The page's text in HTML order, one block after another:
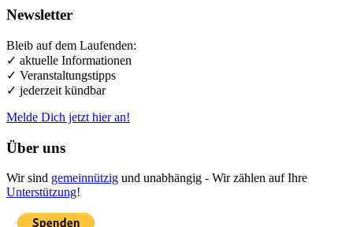
Newsletter
Bleib auf dem Laufenden:
✓ aktuelle Informationen
✓ Veranstaltungstipps
✓ jederzeit kündbar
Melde Dich jetzt hier an!
Über uns
Wir sind gemeinnützig und unabhängig - Wir zählen auf Ihre
Unterstützung!